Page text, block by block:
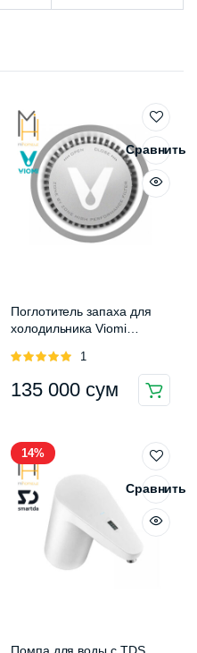
Сравнить
Поглотитель запаха для
холодильника Viomi
deodorant filterОценка
1
135 000 сум
14%
Сравнить
Помпа для воды с TDS